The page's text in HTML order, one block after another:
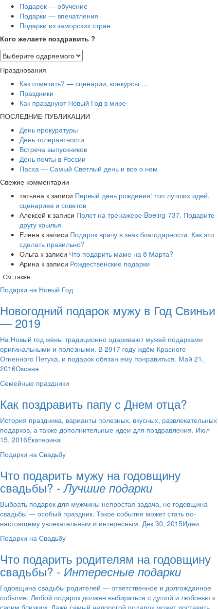
Подарок — обучение
Подарки — впечатления
Подарки из заморских стран
Кого желаете поздравить ?
Празднования
Как отметить? — сценарии, конкурсы …
Праздники
Как празднуют Новый Год в мире
ПОСЛЕДНИЕ ПУБЛИКАЦИИ
День прокуратуры
День толерантности
Встреча выпускников
День почты в России
Пасха — Самый Светлый день и все о нем
Свежие комментарии
татьяна к записи Первый день рождения: топ лучших идей,
сценариев и советов
Алексей к записи ​Полет на тренажере Boeing-737. Подарите
другу крылья
Елена к записи Подарок врачу в знак благодарности. Как это
сделать правильно?
Ольга к записи Что подарить маме на 8 Марта?
Арина к записи Рождественские подарки
См. также
Подарки на Новый Год
Новогодний подарок мужу в Год Свиньи
— 2019
На Новый год жёны традиционно одаривают мужей подарками
оригинальными и полезными. В 2017 году ждём Красного
Огненного Петуха, и подарок обязан ему понравиться. Май 21,
2016Оксана
Семейные праздники
Как поздравить папу с Днем отца?
История праздника, варианты полезных, вкусных, развлекательных
подарков, а также дополнительные идеи для поздравления. Июл
15, 2016Екатерина
Подарки на Свадьбу
Что подарить мужу на годовщину
свадьбы? - Лучшие подарки
Выбрать подарок для мужчины непростая задача, но годовщина
свадьбы — особый праздник. Такое событие может стать по-
настоящему увлекательным и интересным. Дек 30, 2015Идеи
Подарки на Свадьбу
Что подарить родителям на годовщину
свадьбы? - Интересные подарки
Годовщина свадьбы родителей — ответственное и долгожданное
событие. Любой подарок должен выбираться с душой и любовью к
своим близким. Даже самый недорогой подарок может доставить